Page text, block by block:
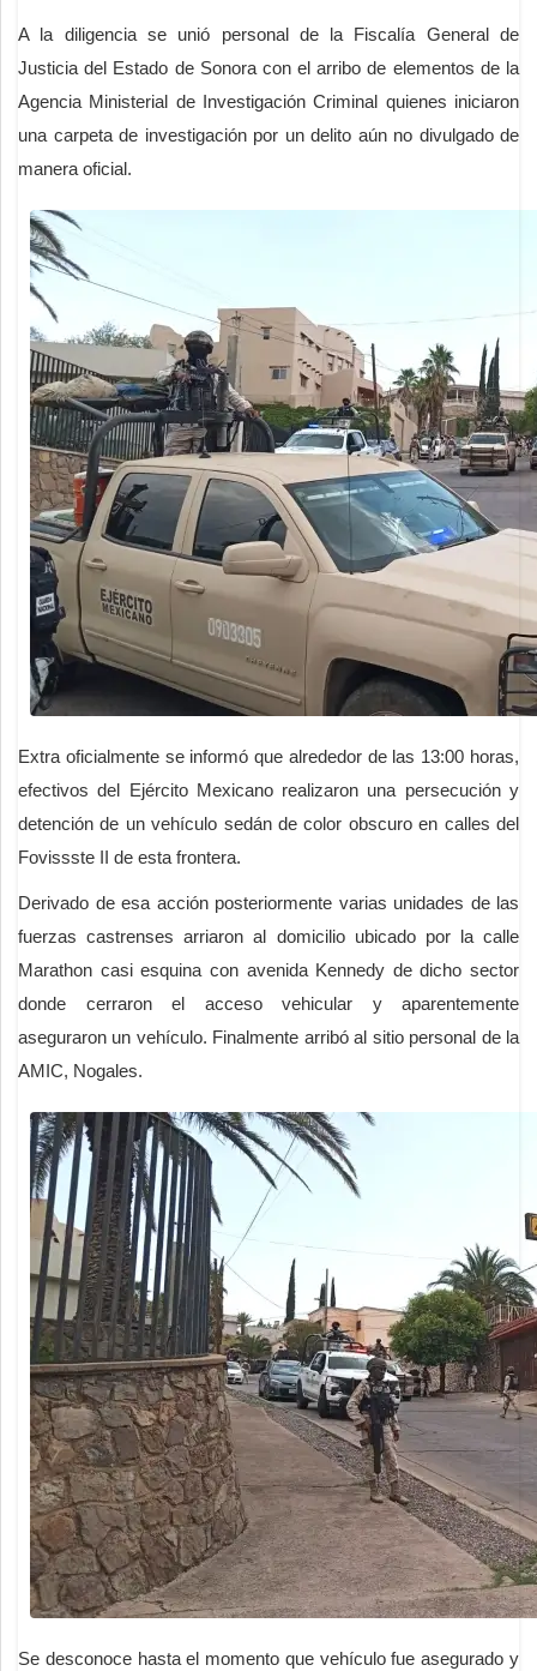
A la diligencia se unió personal de la Fiscalía General de
Justicia del Estado de Sonora con el arribo de elementos de la
Agencia Ministerial de Investigación Criminal quienes iniciaron
una carpeta de investigación por un delito aún no divulgado de
manera oficial.
Extra oficialmente se informó que alrededor de las 13:00 horas,
efectivos del Ejército Mexicano realizaron una persecución y
detención de un vehículo sedán de color obscuro en calles del
Fovissste II de esta frontera.
Derivado de esa acción posteriormente varias unidades de las
fuerzas castrenses arriaron al domicilio ubicado por la calle
Marathon casi esquina con avenida Kennedy de dicho sector
donde cerraron el acceso vehicular y aparentemente
aseguraron un vehículo. Finalmente arribó al sitio personal de la
AMIC, Nogales.
Se desconoce hasta el momento que vehículo fue asegurado y